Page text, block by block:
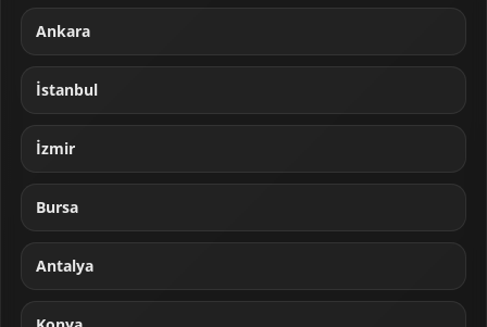
Ankara
İstanbul
İzmir
Bursa
Antalya